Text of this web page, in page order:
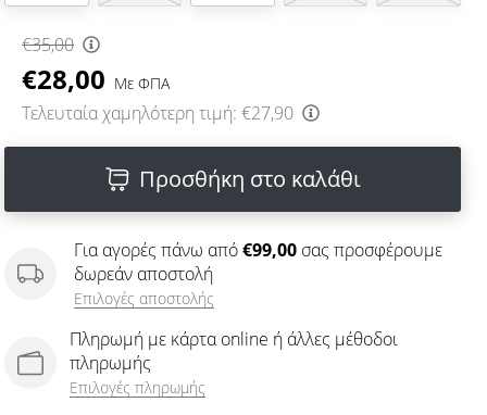
€35,00
€28,00 Με ΦΠΑ
Τελευταία χαμηλότερη τιμή: €27,90
Προσθήκη στο καλάθι
Για αγορές πάνω από€99,00 σας προσφέρουμε
δωρεάν αποστολή
Επιλογές αποστολής
Πληρωμή με κάρτα online ή άλλες μέθοδοι
πληρωμής
Επιλογές πληρωμής